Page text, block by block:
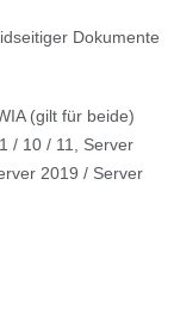
Dokumente
(gilt für beide)
/ 10 / 11, Server
2019 / Server